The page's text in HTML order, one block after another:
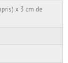
x 3 cm de